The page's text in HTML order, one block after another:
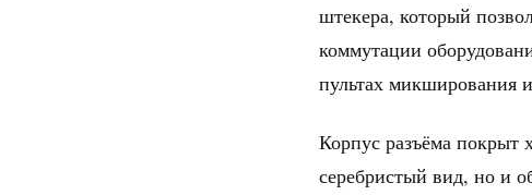
штекера, который
коммутации
пультах микширования
Корпус разъёма покрыт
серебристый вид, но и